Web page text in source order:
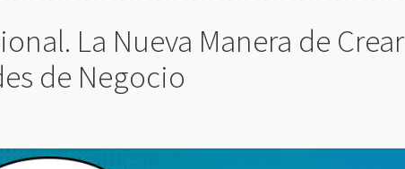
La Nueva Manera de Crear
de Negocio